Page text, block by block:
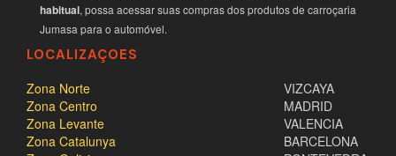
habitual, possa acessar suas compras dos produtos de carroçaria
Jumasa para o automóvel.
LOCALIZAÇOES
Zona Norte
Zona Centro
Zona Levante
Zona Catalunya
VIZCAYA
MADRID
VALENCIA
BARCELONA